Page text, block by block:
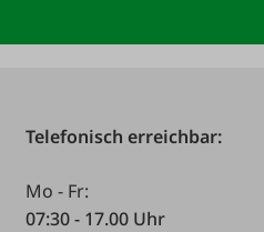
Telefonisch erreichbar:
Mo - Fr:
07:30 - 17.00 Uhr